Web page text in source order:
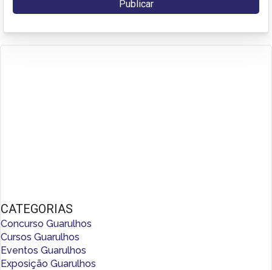
CATEGORIAS
Concurso Guarulhos
Cursos Guarulhos
Eventos Guarulhos
Exposição Guarulhos